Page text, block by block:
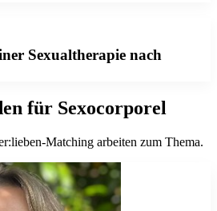
Sexualtherapie nach
für Sexocorporel
Matching arbeiten zum Thema.